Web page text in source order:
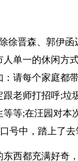
徐晋森、郭伊
单一的休闲方
请每个家庭都
老师打招呼;垃
等;在汪园对本
号中，踏上了
西都充满好奇